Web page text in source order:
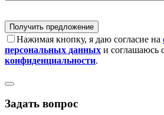
Нажимая кнопку, я даю согласие на
персональных данных и соглашаюсь
конфиденциальности.
Задать вопрос